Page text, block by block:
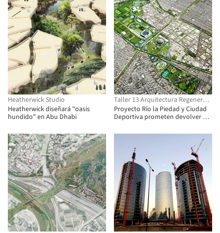
Heatherwick Studio
Heatherwick diseñará "oasis
hundido" en Abu Dhabi
Taller 13 Arquitectura Regenerativa
Proyecto Río la Piedad y Ciudad
Deportiva prometen devolver al